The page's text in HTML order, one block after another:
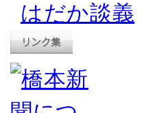
はだか談義